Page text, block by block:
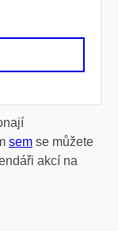
sem se můžete
akcí na